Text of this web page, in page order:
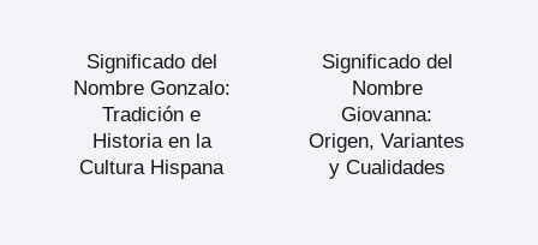
Significado del
Nombre Gonzalo:
Tradición e
Historia en la
Cultura Hispana
Significado del
Nombre
Giovanna:
Origen, Variantes
y Cualidades